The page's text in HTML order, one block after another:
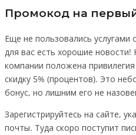
Промокод на
Еще не пользовались услугами
для вас есть хорошие
компании положена
скидку 5% (процентов). Это
бонус, но лишним его не
Зарегистрируйтесь на сайте,
почты. Туда скоро поступит